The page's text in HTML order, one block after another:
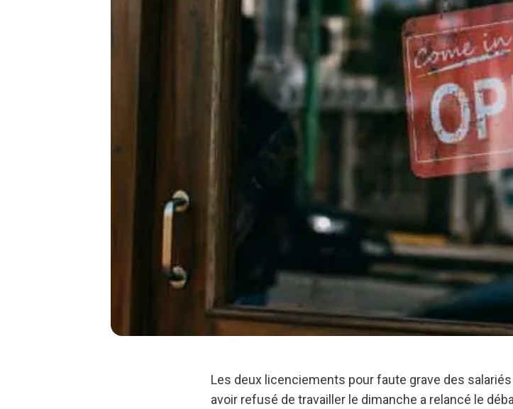
Les deux licenciements pour faute grave des
avoir refusé de travailler le dimanche a relancé le